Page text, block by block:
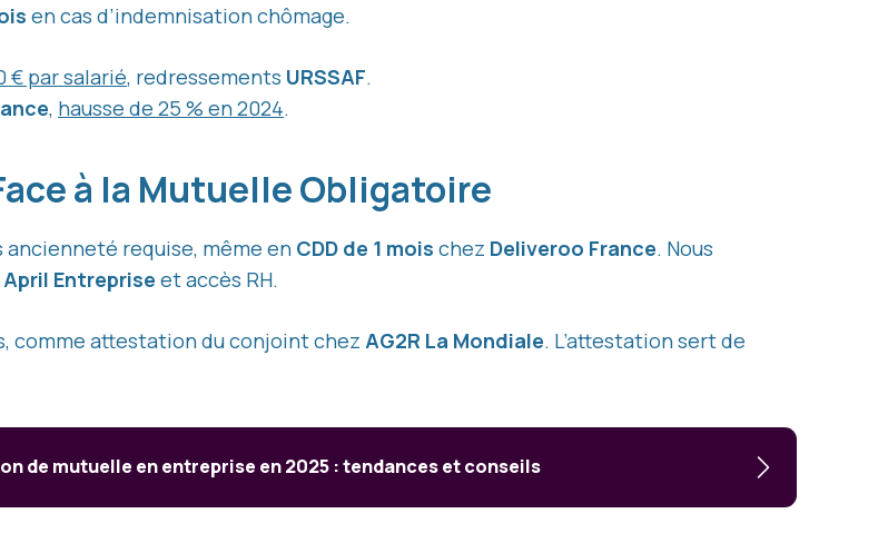
en cas d’indemnisation chômage.
€ par salarié, redressements URSSAF.
, hausse de 25 % en 2024.
à la Mutuelle Obligatoire
ancienneté requise, même en CDD de 1 mois chez Deliveroo France. Nous
April Entreprise et accès RH.
comme attestation du conjoint chez AG2R La Mondiale. L’attestation sert de
de mutuelle en entreprise en 2025 : tendances et conseils